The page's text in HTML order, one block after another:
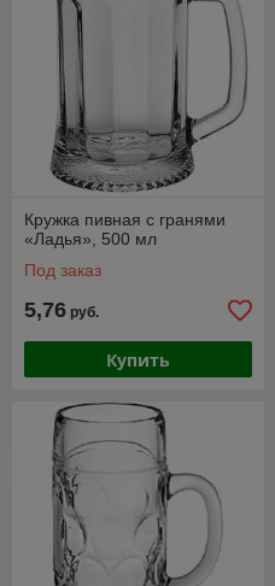
Кружка пивная с гранями
«Ладья», 500 мл
Под заказ
5,76 руб.
Купить